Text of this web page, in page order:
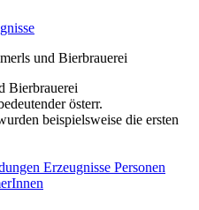
Bierbrauerei
österr.
beispielsweise die ersten
Erzeugnisse Personen